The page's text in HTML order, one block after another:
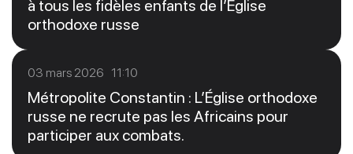
à tous les fidèles enfants de l’Église
orthodoxe russe
03 mars 2026 11:10
Métropolite Constantin : L’Église orthodoxe
russe ne recrute pas les Africains pour
participer aux combats.